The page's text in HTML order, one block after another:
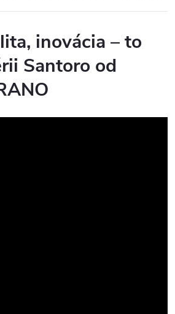
inovácia – to
Santoro od